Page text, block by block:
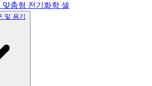
맞춤형 전기화학 셀
및 용기